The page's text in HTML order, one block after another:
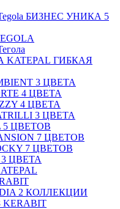
Tegola БИЗНЕС УНИКА 5
ГИБКАЯ
3 ЦВЕТА
4 ЦВЕТА
4 ЦВЕТА
3 ЦВЕТА
ЦВЕТОВ
7 ЦВЕТОВ
7 ЦВЕТОВ
ЦВЕТА
2 КОЛЛЕКЦИИ